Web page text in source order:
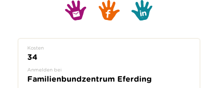
Kosten
34
Anmelden bei
Familienbundzentrum Eferding